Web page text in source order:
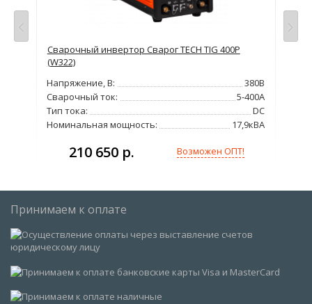
Сварочный инвертор Сварог TECH TIG 400P
(W322)
Напряжение, В:
380В
Сварочный ток:
5-400А
Тип тока:
DC
Номинальная мощность:
17,9кВА
210 650 р. Возможен ОПТ!
Принимаем к оплате